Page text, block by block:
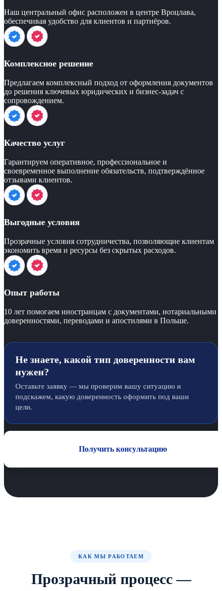
Наш центральный офис расположен в центре Вроцлава,
обеспечивая удобство для клиентов и партнёров.
Комплексное решение
Предлагаем комплексный подход от оформления документов
до решения ключевых юридических и бизнес-задач с
сопровождением.
Качество услуг
Гарантируем оперативное, профессиональное и
своевременное выполнение обязательств, подтверждённое
отзывами клиентов.
Выгодные условия
Прозрачные условия сотрудничества, позволяющие клиентам
экономить время и ресурсы без скрытых расходов.
Опыт работы
10 лет помогаем иностранцам с документами, нотариальными
доверенностями, переводами и апостилями в Польше.
Не знаете, какой тип доверенности вам
нужен?
Оставьте заявку — мы проверим вашу ситуацию и
подскажем, какую доверенность оформить под ваши
цели.
Получить консультацию
КАК МЫ РАБОТАЕМ
Прозрачный процесс —